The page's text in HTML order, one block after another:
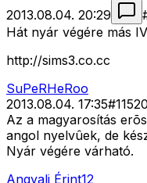
2013.08.04. 20:29
Hát nyár végére más
http://sims3.co.cc
SuPeRHeRoo
2013.08.04. 17:35#11520
Az a magyarosítás
angol nyelvûek, de
Nyár végére várható.
Angyali Érint12